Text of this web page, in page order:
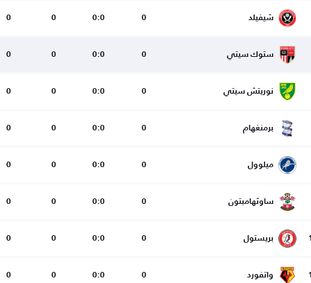
شيفيلد 0
0:0
0
0
ستوك سيتي 0
0:0
0
0
نوريتش سيتي 0
0:0
0
0
برمنغهام 0
0:0
0
0
ميلوول 0
0:0
0
0
ساوثهامبتون 0
0:0
0
0
بريستول 0
0:0
0
0
واتفورد 0
0:0
0
0